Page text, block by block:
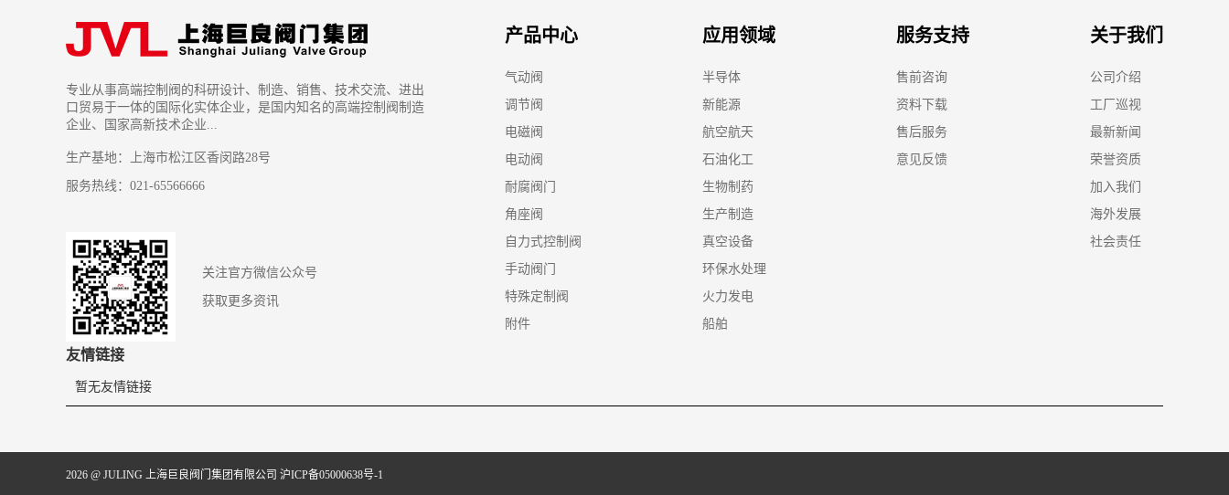
专业从事高端控制阀的科研设计、制造、销售、技术交流、进出
口贸易于一体的国际化实体企业，是国内知名的高端控制阀制造
企业、国家高新技术企业...
生产基地：上海市松江区香闵路28号
服务热线：021-65566666
关注官方微信公众号
获取更多资讯
产品中心
气动阀
调节阀
电磁阀
电动阀
耐腐阀门
角座阀
自力式控制阀
手动阀门
特殊定制阀
附件
应用领域
半导体
新能源
航空航天
石油化工
生物制药
生产制造
真空设备
环保水处理
火力发电
船舶
服务支持
售前咨询
资料下载
售后服务
意见反馈
关于我们
公司介绍
工厂巡视
最新新闻
荣誉资质
加入我们
海外发展
社会责任
友情链接
暂无友情链接
2026 @ JULING 上海巨良阀门集团有限公司 沪ICP备05000638号-1